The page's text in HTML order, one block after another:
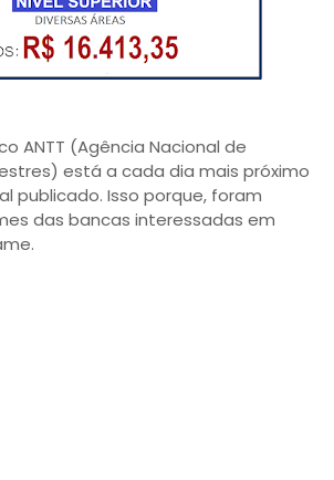
ANTT (Agência Nacional de
está a cada dia mais próximo
publicado. Isso porque, foram
das bancas interessadas em